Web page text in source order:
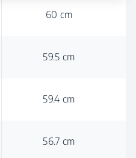
60 cm
59.5 cm
59.4 cm
56.7 cm